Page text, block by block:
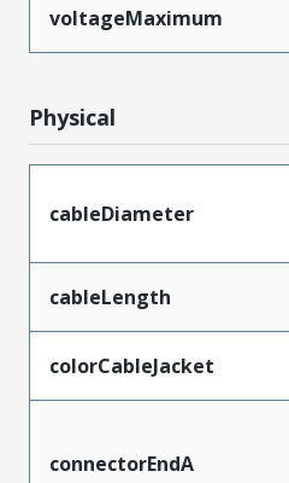
voltageMaximum
Physical
cableDiameter
cableLength
colorCableJacket
connectorEndA